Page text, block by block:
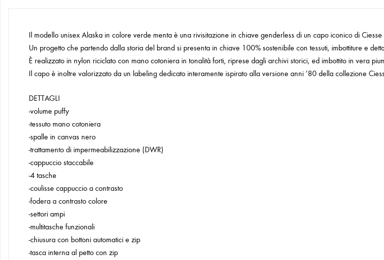
Il modello unisex Alaska in colore verde menta è una rivisitazione in chiave genderless di un capo iconico di Ciesse
Un progetto che partendo dalla storia del brand si presenta in chiave 100% sostenibile con tessuti, imbottiture e
È realizzato in nylon riciclato con mano cotoniera in tonalità forti, riprese dagli archivi storici, ed imbottito in vera
Il capo è inoltre valorizzato da un labeling dedicato interamente ispirato alla versione anni ’80 della collezione
DETTAGLI
-volume puffy
-tessuto mano cotoniera
-spalle in canvas nero
-trattamento di impermeabilizzazione (DWR)
-cappuccio staccabile
-4 tasche
-coulisse cappuccio a contrasto
-fodera a contrasto colore
-settori ampi
-multitasche funzionali
-chiusura con bottoni automatici e zip
-tasca interna al petto con zip